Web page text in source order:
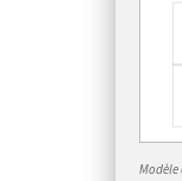
Modèle